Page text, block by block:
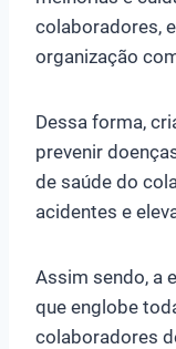
colaboradores,
organização
Dessa forma,
prevenir
de saúde do
acidentes e
Assim sendo, a
que englobe
colaboradores